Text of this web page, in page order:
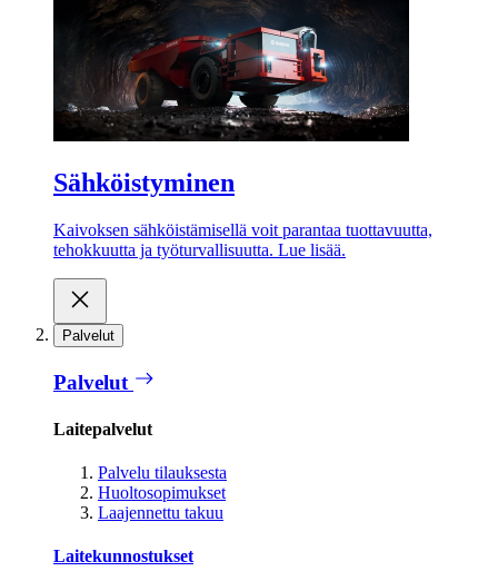
Sähköistyminen
Kaivoksen sähköistämisellä voit parantaa tuottavuutta,
tehokkuutta ja työturvallisuutta. Lue lisää.
Palvelut
Palvelut
Laitepalvelut
Palvelu tilauksesta
Huoltosopimukset
Laajennettu takuu
Laitekunnostukset